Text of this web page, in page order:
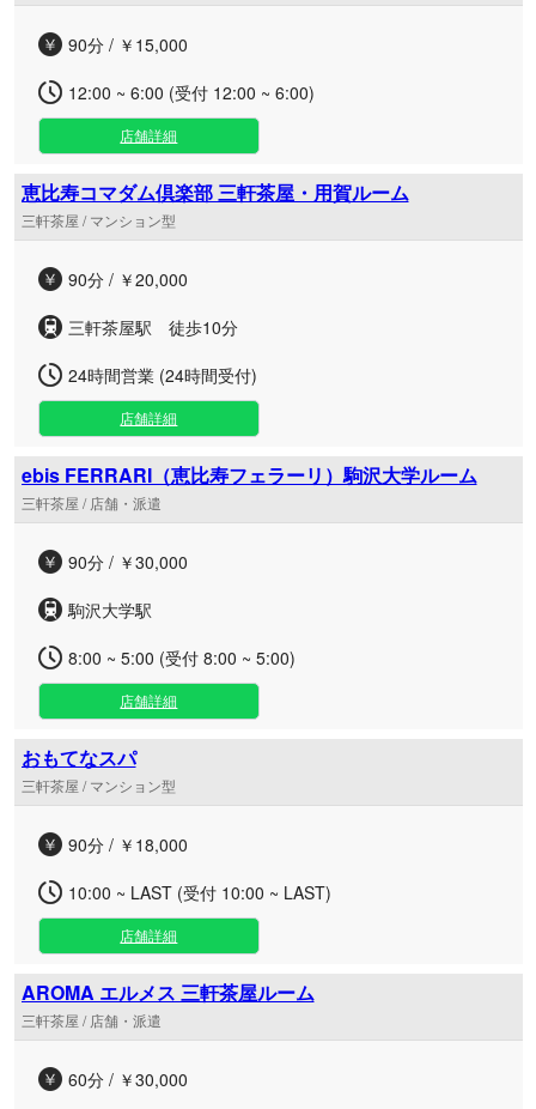
90分 / ￥15,000
12:00 ~ 6:00 (受付 12:00 ~ 6:00)
店舗詳細
恵比寿コマダム倶楽部 三軒茶屋・用賀ルーム
三軒茶屋 / マンション型
90分 / ￥20,000
三軒茶屋駅 徒歩10分
24時間営業 (24時間受付)
店舗詳細
ebis FERRARI（恵比寿フェラーリ）駒沢大学ルーム
三軒茶屋 / 店舗・派遣
90分 / ￥30,000
駒沢大学駅
8:00 ~ 5:00 (受付 8:00 ~ 5:00)
店舗詳細
おもてなスパ
三軒茶屋 / マンション型
90分 / ￥18,000
10:00 ~ LAST (受付 10:00 ~ LAST)
店舗詳細
AROMA エルメス 三軒茶屋ルーム
三軒茶屋 / 店舗・派遣
60分 / ￥30,000